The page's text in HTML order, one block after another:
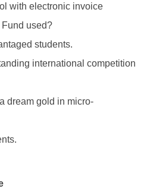
with electronic invoice
used?
students.
international competition
dream gold in micro-